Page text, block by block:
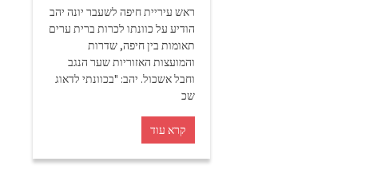
ראש עיריית חיפה לשעבר יונה יהב
הודיע על כוונתו לכרות ברית ערים
תאומות בין חיפה, שדרות
והמועצות האזוריות שער הנגב
וחבל אשכול. יהב: "בכוונתי לדאוג
שכ
קרא עוד